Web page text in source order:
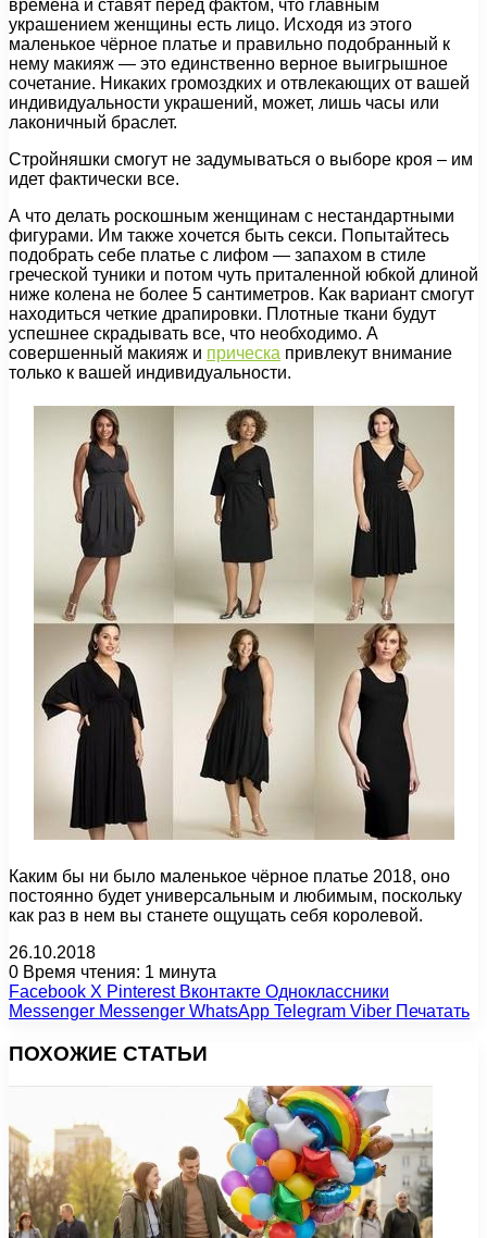
времена и ставят перед фактом, что главным
украшением женщины есть лицо. Исходя из этого
маленькое чёрное платье и правильно подобранный к
нему макияж — это единственно верное выигрышное
сочетание. Никаких громоздких и отвлекающих от вашей
индивидуальности украшений, может, лишь часы или
лаконичный браслет.
Стройняшки смогут не задумываться о выборе кроя – им
идет фактически все.
А что делать роскошным женщинам с нестандартными
фигурами. Им также хочется быть секси. Попытайтесь
подобрать себе платье с лифом — запахом в стиле
греческой туники и потом чуть приталенной юбкой длиной
ниже колена не более 5 сантиметров. Как вариант смогут
находиться четкие драпировки. Плотные ткани будут
успешнее скрадывать все, что необходимо. А
совершенный макияж и прическа привлекут внимание
только к вашей индивидуальности.
Каким бы ни было маленькое чёрное платье 2018, оно
постоянно будет универсальным и любимым, поскольку
как раз в нем вы станете ощущать себя королевой.
26.10.2018
0 Время чтения: 1 минута
Facebook X Pinterest Вконтакте Одноклассники
Messenger Messenger WhatsApp Telegram Viber Печатать
ПОХОЖИЕ СТАТЬИ